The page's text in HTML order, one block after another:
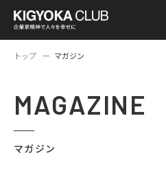
トップ マガジン
MAGAZINE
マガジン